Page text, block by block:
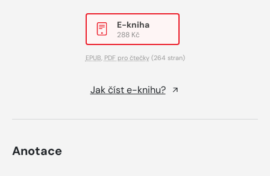
E-kniha
288 Kč
EPUB, PDF pro čtečky(264 stran)
Jak číst e-knihu?
Anotace